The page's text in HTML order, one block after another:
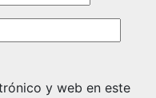
y web en este